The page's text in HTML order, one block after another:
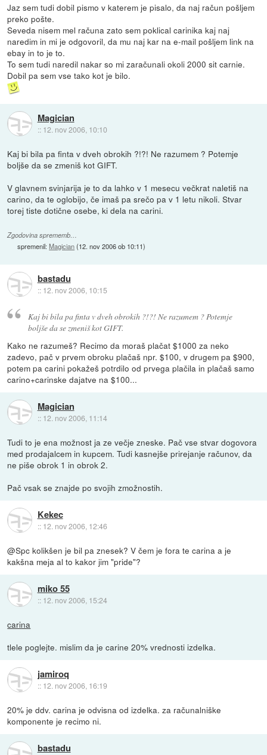
Jaz sem tudi dobil pismo v katerem je pisalo, da naj račun pošljem
preko pošte.
Seveda nisem mel računa zato sem poklical carinika kaj naj
naredim in mi je odgovoril, da mu naj kar na e-mail pošljem link na
ebay in to je to.
To sem tudi naredil nakar so mi zaračunali okoli 2000 sit carnie.
Dobil pa sem vse tako kot je bilo.
Magician
:: 12. nov 2006, 10:10
Kaj bi bila pa finta v dveh obrokih ?!?! Ne razumem ? Potemje
boljše da se zmeniš kot GIFT.
V glavnem svinjarija je to da lahko v 1 mesecu večkrat naletiš na
carino, da te oglobijo, če imaš pa srečo pa v 1 letu nikoli. Stvar
torej tiste dotične osebe, ki dela na carini.
Zgodovina sprememb…
spremenil:Magician(12. nov 2006 ob 10:11)
bastadu
:: 12. nov 2006, 10:15
Kaj bi bila pa finta v dveh obrokih ?!?! Ne razumem ? Potemje
boljše da se zmeniš kot GIFT.
Kako ne razumeš? Recimo da moraš plačat $1000 za neko
zadevo, pač v prvem obroku plačaš npr. $100, v drugem pa $900,
potem pa carini pokažeš potrdilo od prvega plačila in plačaš samo
carino+carinske dajatve na $100...
Magician
:: 12. nov 2006, 11:14
Tudi to je ena možnost ja ze večje zneske. Pač vse stvar dogovora
med prodajalcem in kupcem. Tudi kasnejše prirejanje računov, da
ne piše obrok 1 in obrok 2.
Pač vsak se znajde po svojih zmožnostih.
Kekec
:: 12. nov 2006, 12:46
@Spc kolikšen je bil pa znesek? V čem je fora te carina a je
kakšna meja al to kakor jim "pride"?
miko 55
:: 12. nov 2006, 15:24
carina
tlele poglejte. mislim da je carine 20% vrednosti izdelka.
jamiroq
:: 12. nov 2006, 16:19
20% je ddv. carina je odvisna od izdelka. za računalniške
komponente je recimo ni.
bastadu